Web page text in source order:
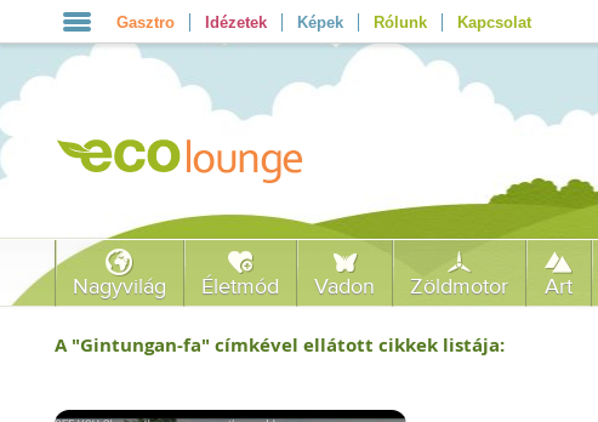
Gasztro Idézetek Képek Rólunk Kapcsolat
Nagyvilág Életmód Vadon Zöldmotor Art
A "Gintungan-fa" címkével ellátott cikkek listája: